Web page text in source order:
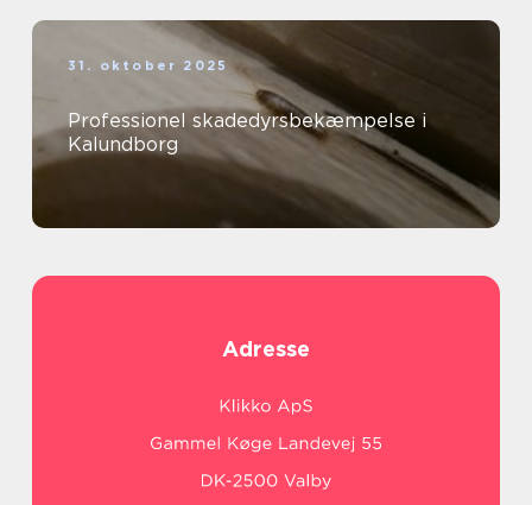
31. oktober 2025
Professionel skadedyrsbekæmpelse i
Kalundborg
Adresse